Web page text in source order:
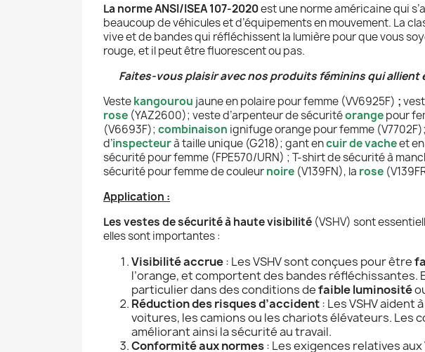
La norme ANSI/ISEA 107-2020est une norme américaine qui
beaucoup de véhicules et d’équipements en mouvement. La
vive et de bandes qui réfléchissent la lumière pour que vous
rouge, et il peut être fluorescent ou pas.
Faites-vous plaisir avec nos produits féminins qui
Vestekangourou jaune en polaire pour femme (VV6925F) ;
rose (YAZ2600); veste d’arpenteur de sécuritéorangepour
(V6693F); combinaison ignifuge orange pour femme (V7702F);
d’inspecteurà taille unique (G218); gant encuir de vacheet
sécuritépour femme (FPE570/URN) ; T-shirt de sécurité à
sécurité pour femme de couleurnoire (V139FN), la rose
Application :
Les vestes de sécurité à haute visibilité (VSHV) sont
elles sont importantes :
Visibilité accrue: Les VSHV sont conçues pour être
l’orange, et comportent des bandes
particulier dans des conditions defaible luminosité
Réduction des risques d’accident: Les VSHV aident à
voitures, les camions ou les chariots élévateurs.
améliorant ainsi la sécurité au travail.
Conformité aux normes: Les exigences relatives